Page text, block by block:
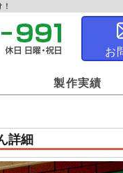
お
製作実績
詳細